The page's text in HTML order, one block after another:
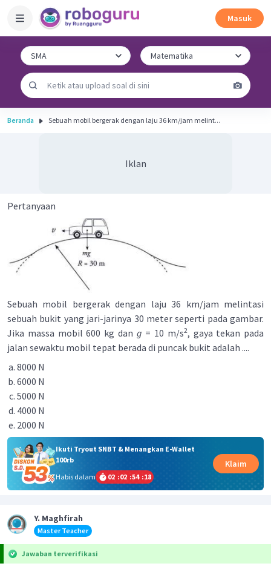
Masuk
Beranda Sebuah mobil bergerak dengan laju 36 km/jam melint...
Iklan
Pertanyaan
Sebuah mobil bergerak dengan laju 36 km/jam melintasi
sebuah bukit yang jari-jarinya 30 meter seperti pada gambar.
Jika massa mobil 600 kg dan g = 10 m/s2, gaya tekan pada
jalan sewaktu mobil tepat berada di puncak bukit adalah ....
8000 N
6000 N
5000 N
4000 N
2000 N
Ikuti Tryout SNBT & Menangkan E-Wallet
100rb
Habis dalam
02 :02 :54 :18
Klaim
Y. Maghfirah
Master Teacher
Jawaban terverifikasi